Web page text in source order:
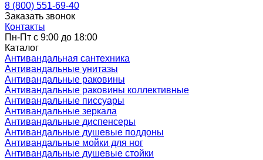
8 (800) 551-69-40
Заказать звонок
Контакты
Пн-Пт с 9:00 до 18:00
Каталог
Антивандальная сантехника
Антивандальные унитазы
Антивандальные раковины
Антивандальные раковины коллективные
Антивандальные писсуары
Антивандальные зеркала
Антивандальные диспенсеры
Антивандальные душевые поддоны
Антивандальные мойки для ног
Антивандальные душевые стойки